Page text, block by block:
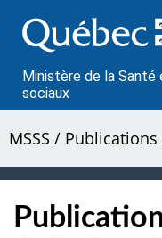
au
contenu
Ministère de la Santé
sociaux
MSSS / Publications